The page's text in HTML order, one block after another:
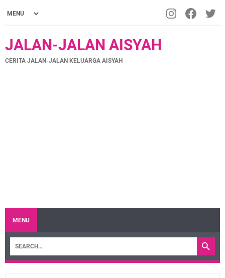
JALAN-JALAN AISYAH
CERITA JALAN-JALAN KELUARGA AISYAH
MENU